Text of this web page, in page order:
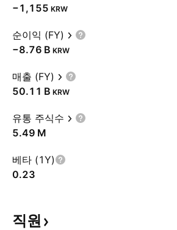
−1,155 KRW
순이익 (FY)
‪−8.76 B‬ KRW
매출 (FY)
‪50.11 B‬ KRW
유통 주식수
‪5.49 M‬
베타 (1Y)
0.23
직원